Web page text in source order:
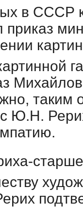
в СССР
приказ
таким
Ю.Н.